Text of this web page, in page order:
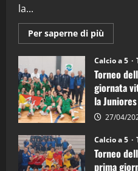
la...
Per saperne di più
Torneo
delle
Regioni
di
calcio
a
5:
la
Juniores
è
d’Italia
Calcio a 5
Torneo
giornata
la
27/04/
Calcio a 5
Torneo
prima